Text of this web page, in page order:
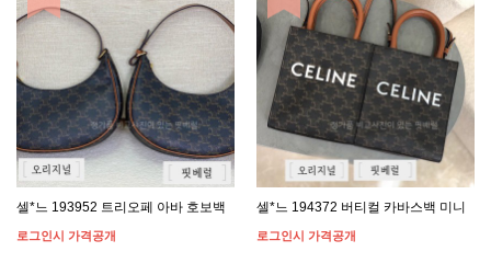
셀*느 193952 트리오페 아바 호보백
로그인시 가격공개
셀*느 194372 버티컬 카바스백 미니
로그인시 가격공개